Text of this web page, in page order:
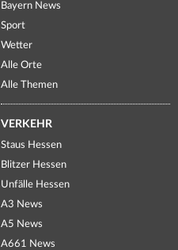
Bayern News
Sport
Wetter
Alle Orte
Alle Themen
VERKEHR
Staus Hessen
Blitzer Hessen
Unfälle Hessen
A3 News
A5 News
A661 News